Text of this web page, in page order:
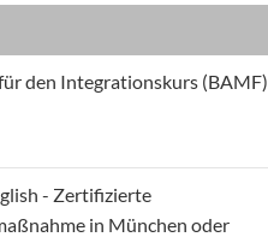
den Integrationskurs (BAMF).
- Zertifizierte
in München oder